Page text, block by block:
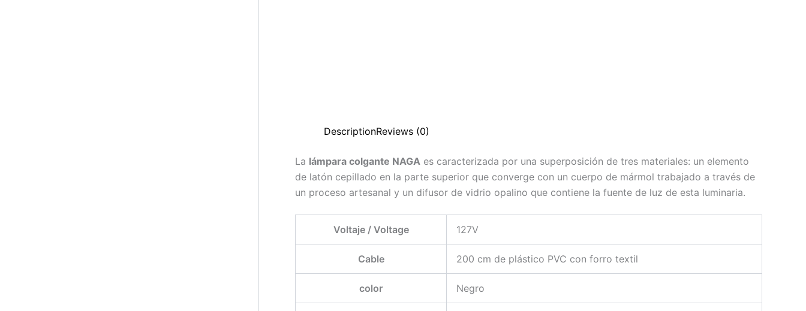
DescriptionReviews (0)
La lámpara colgante NAGA es caracterizada por una superposición de tres materiales: un elemento
de latón cepillado en la parte superior que converge con un cuerpo de mármol trabajado a través de
un proceso artesanal y un difusor de vidrio opalino que contiene la fuente de luz de esta luminaria.
Voltaje / Voltage 127V
Cable 200 cm de plástico PVC con forro textil
color Negro